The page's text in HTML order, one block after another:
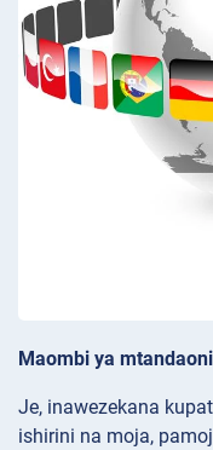
Maombi ya
Je, inawezekana
ishirini na moja,